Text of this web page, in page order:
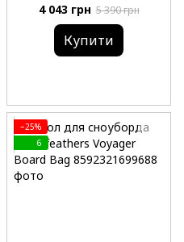
4 043 грн 5 390 грн
Купити
−25%
6